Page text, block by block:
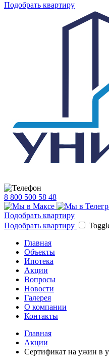
Подобрать квартиру
8 800 500 58 48
Подобрать квартиру
Подобрать квартиру
Главная
Объекты
Ипотека
Акции
Вопросы
Новости
Галерея
О компании
Контакты
Главная
Акции
Сертификат на ужин в